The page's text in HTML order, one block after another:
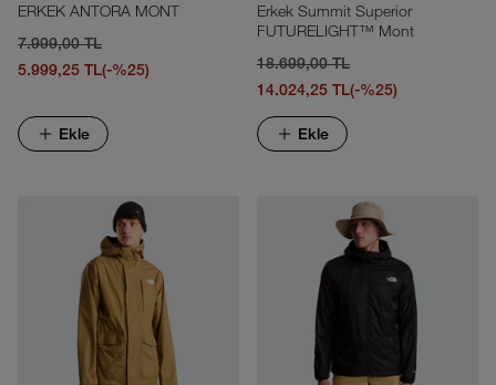
ERKEK ANTORA MONT
7.999,00 TL
5.999,25 TL(-%25)
Ekle
Erkek Summit Superior
FUTURELIGHT™ Mont
18.699,00 TL
14.024,25 TL(-%25)
Ekle